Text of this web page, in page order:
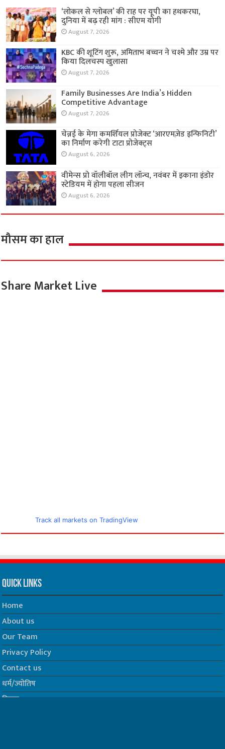
‘लोकल से ग्लोबल’ की राह पर यूपी का हथकरघा,
दुनिया में बढ़ रही मांग : सीएम योगी
August 7, 2026
KBC की शूटिंग शुरू, अमिताभ बच्चन ने चश्मे और उम्र पर
किया दिलचस्प खुलासा
August 7, 2026
Family Businesses Are India’s Hidden
Competitive Advantage
August 7, 2026
चेन्नई के मेगा कमर्शियल प्रोजेक्ट ‘आरएमज़ेड इन्फिनिटी’
का निर्माण करेगी टाटा प्रोजेक्ट्स
August 6, 2026
वीमेन्स प्रो वॉलीबॉल लीग लॉन्च, नवंबर में इकाना इंडोर
स्टेडियम में होगा पहला सीजन
August 6, 2026
मौसम का हाल
Share Market Live
Track all markets on TradingView
Quick Links
Home
About us
Our Team
Privacy Policy
Contact us
धर्म/ज्योतिष
फिल्म